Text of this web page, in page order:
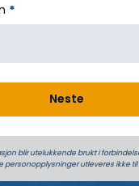
*
Neste
blir utelukkende brukt i
person­­opplysninger utleveres ikke